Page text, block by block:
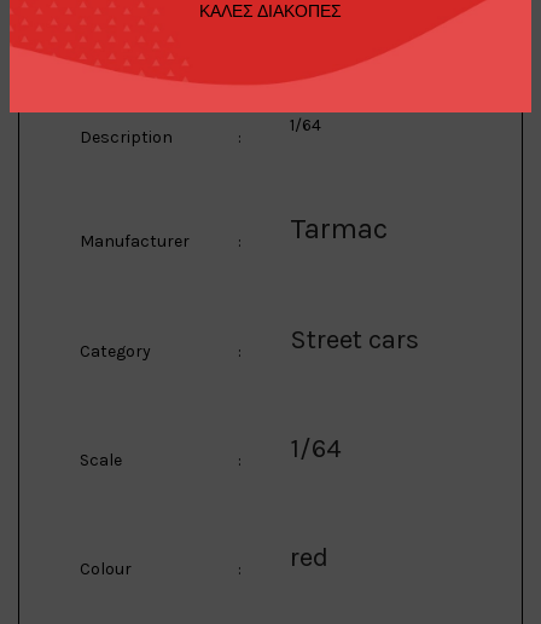
ΚΑΛΕΣ ΔΙΑΚΟΠΕΣ
red
Description :
1/64
Manufacturer : Tarmac
Category : Street cars
Scale : 1/64
Colour : red